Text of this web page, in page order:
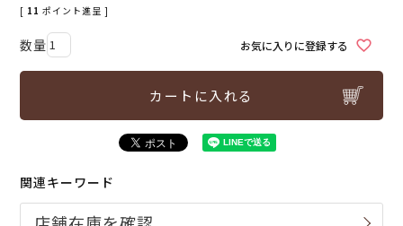
[ 11 ポイント進呈 ]
お気に入りに登録する
カートに入れる
関連キーワード